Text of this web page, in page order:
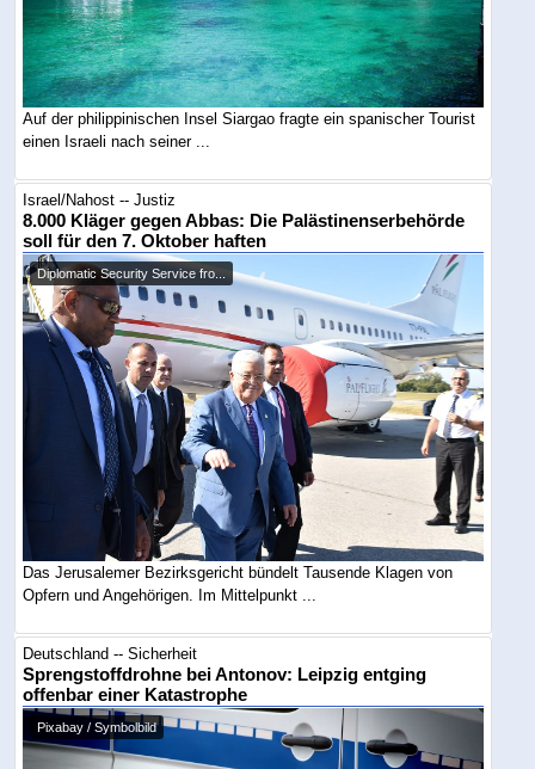
Auf der philippinischen Insel Siargao fragte ein spanischer Tourist
einen Israeli nach seiner ...
Israel/Nahost -- Justiz
8.000 Kläger gegen Abbas: Die Palästinenserbehörde
soll für den 7. Oktober haften
Diplomatic Security Service fro...
Das Jerusalemer Bezirksgericht bündelt Tausende Klagen von
Opfern und Angehörigen. Im Mittelpunkt ...
Deutschland -- Sicherheit
Sprengstoffdrohne bei Antonov: Leipzig entging
offenbar einer Katastrophe
Pixabay / Symbolbild